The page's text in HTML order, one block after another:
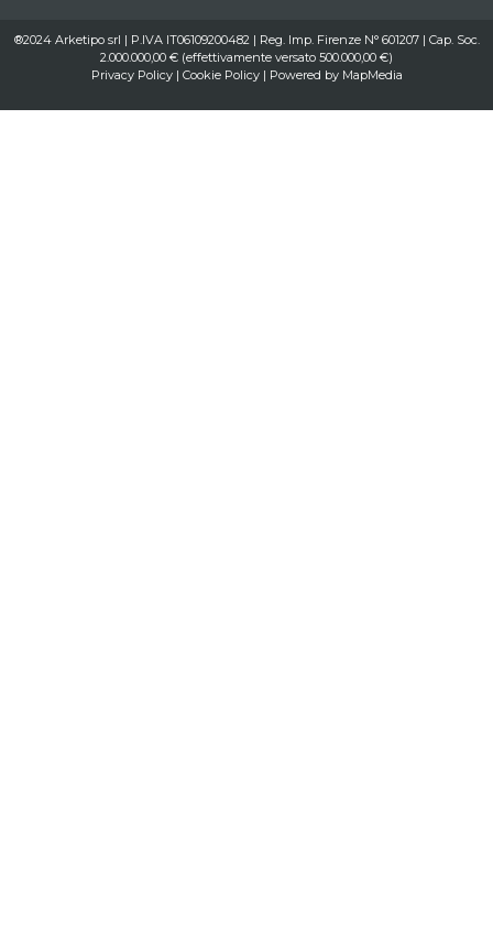
®2024 Arketipo srl | P.IVA IT06109200482 | Reg. Imp. Firenze N° 601207 | Cap. Soc.
2.000.000,00 € (effettivamente versato 500.000,00 €)
Privacy Policy| Cookie Policy| Powered by MapMedia